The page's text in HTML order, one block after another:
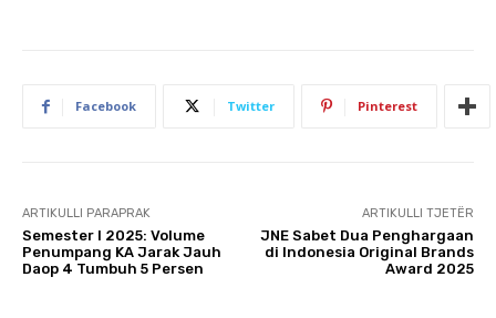
Facebook Twitter Pinterest
ARTIKULLI PARAPRAK
Semester I 2025: Volume
Penumpang KA Jarak Jauh
Daop 4 Tumbuh 5 Persen
ARTIKULLI TJETËR
JNE Sabet Dua Penghargaan
di Indonesia Original Brands
Award 2025